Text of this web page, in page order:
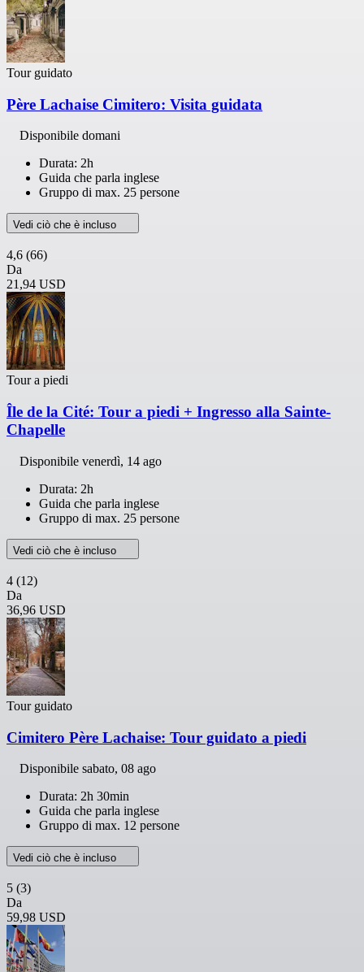
Tour guidato
Père Lachaise Cimitero: Visita guidata
Disponibile domani
Durata: 2h
Guida che parla inglese
Gruppo di max. 25 persone
Vedi ciò che è incluso
4,6 (66)
Da
21,94 USD
Tour a piedi
Île de la Cité: Tour a piedi + Ingresso alla Sainte-
Chapelle
Disponibile venerdì, 14 ago
Durata: 2h
Guida che parla inglese
Gruppo di max. 25 persone
Vedi ciò che è incluso
4 (12)
Da
36,96 USD
Tour guidato
Cimitero Père Lachaise: Tour guidato a piedi
Disponibile sabato, 08 ago
Durata: 2h 30min
Guida che parla inglese
Gruppo di max. 12 persone
Vedi ciò che è incluso
5 (3)
Da
59,98 USD